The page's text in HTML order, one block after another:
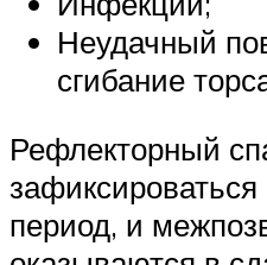
Неудачный
сгибание
Рефлекторный
период, и